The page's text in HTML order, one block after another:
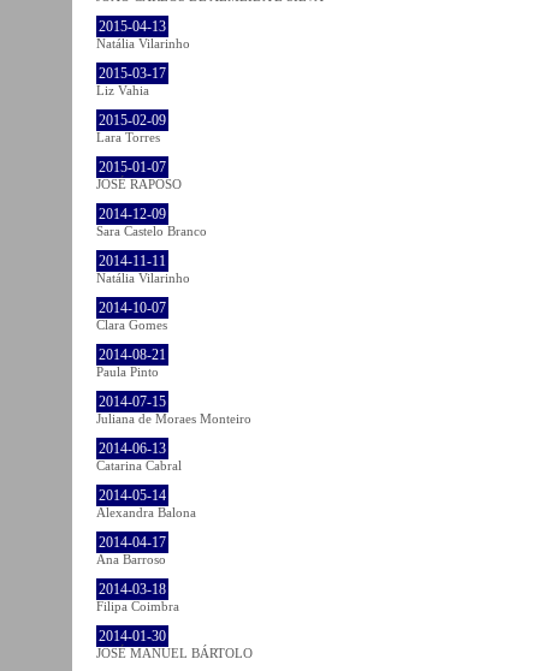
2015-04-13
Natália Vilarinho
2015-03-17
Liz Vahia
2015-02-09
Lara Torres
2015-01-07
JOSÉ RAPOSO
2014-12-09
Sara Castelo Branco
2014-11-11
Natália Vilarinho
2014-10-07
Clara Gomes
2014-08-21
Paula Pinto
2014-07-15
Juliana de Moraes Monteiro
2014-06-13
Catarina Cabral
2014-05-14
Alexandra Balona
2014-04-17
Ana Barroso
2014-03-18
Filipa Coimbra
2014-01-30
JOSÉ MANUEL BÁRTOLO